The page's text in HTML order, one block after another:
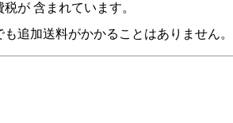
が 含まれています。
追加送料がかかることはありません。